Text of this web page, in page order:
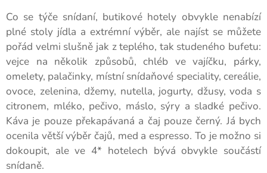
Co se týče snídaní, butikové hotely obvykle nenabízí
plné stoly jídla a extrémní výběr, ale najíst se můžete
pořád velmi slušně jak z teplého, tak studeného bufetu:
vejce na několik způsobů, chléb ve vajíčku, párky,
omelety, palačinky, místní snídaňové speciality, cereálie,
ovoce, zelenina, džemy, nutella, jogurty, džusy, voda s
citronem, mléko, pečivo, máslo, sýry a sladké pečivo.
Káva je pouze překapávaná a čaj pouze černý. Já bych
ocenila větší výběr čajů, med a espresso. To je možno si
dokoupit, ale ve 4* hotelech bývá obvykle součástí
snídaně.